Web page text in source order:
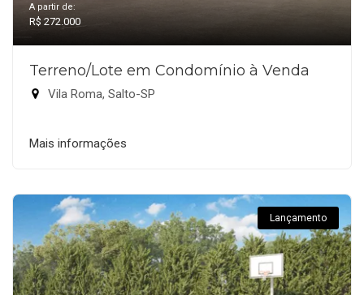
A partir de:
R$ 272.000
Terreno/Lote em Condomínio à Venda
Vila Roma, Salto-SP
Mais informações
Lançamento